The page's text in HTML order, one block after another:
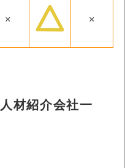
× ×
材紹介会社一